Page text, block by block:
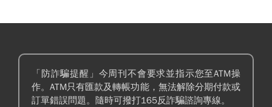
「防詐騙提醒」今周刊不會要求並指示您至ATM操
作。ATM只有匯款及轉帳功能，無法解除分期付款或
訂單錯誤問題。隨時可撥打165反詐騙諮詢專線。